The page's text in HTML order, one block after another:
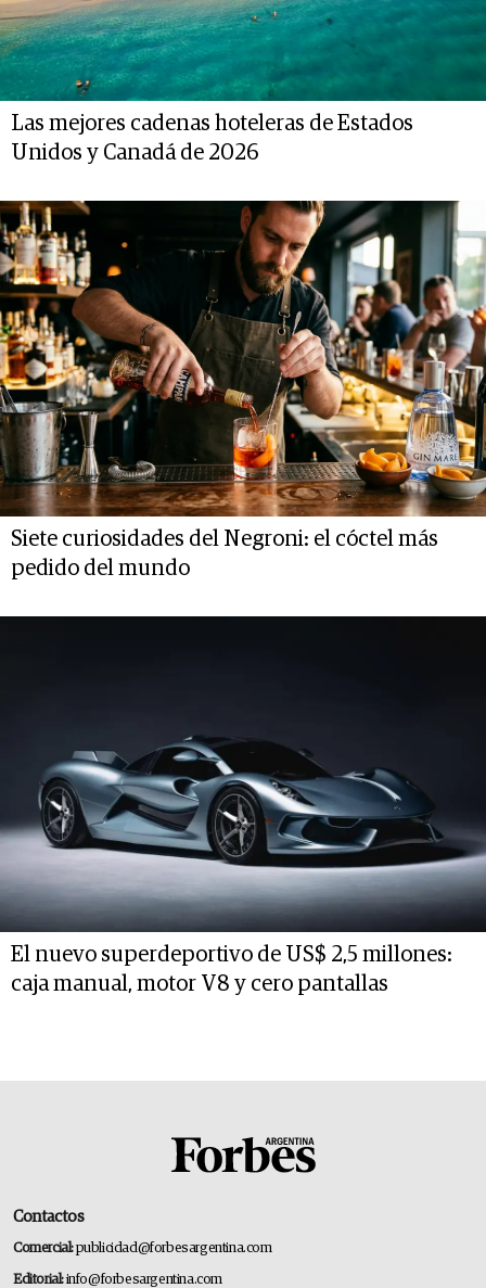
Las mejores cadenas hoteleras de Estados
Unidos y Canadá de 2026
Siete curiosidades del Negroni: el cóctel más
pedido del mundo
El nuevo superdeportivo de US$ 2,5 millones:
caja manual, motor V8 y cero pantallas
Contactos
Comercial:publicidad@forbesargentina.com
Editorial:info@forbesargentina.com